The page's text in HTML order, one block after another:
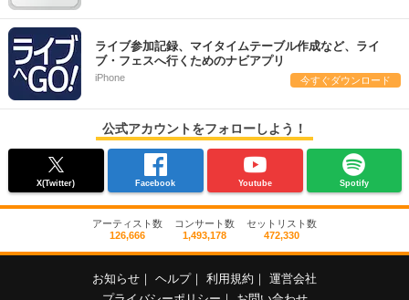
ライブ参加記録、マイタイムテーブル作成など、ライ
ブ・フェスへ行くためのナビアプリ
iPhone 今すぐダウンロード
公式アカウントをフォローしよう！
X(Twitter) Facebook Youtube Spotify
アーティスト数
126,666
コンサート数
1,493,178
セットリスト数
472,330
お知らせ ヘルプ 利用規約
運営会社